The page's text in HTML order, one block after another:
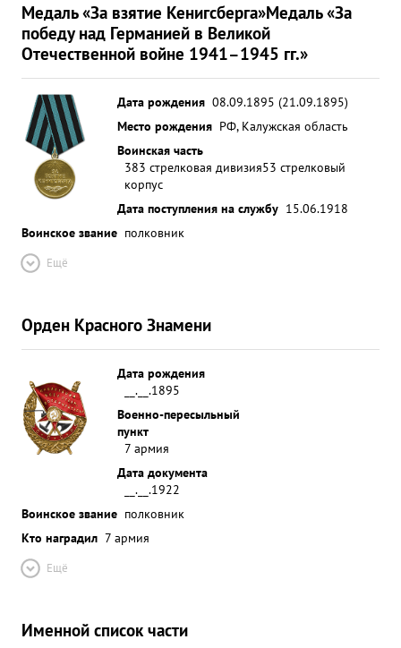
Медаль «За взятие Кенигсберга»Медаль «За
победу над Германией в Великой
Отечественной войне 1941–1945 гг.»
Дата рождения 08.09.1895 (21.09.1895)
Место рождения РФ, Калужская область
Воинская часть
383 стрелковая дивизия53 стрелковый
корпус
Дата поступления на службу 15.06.1918
Воинское звание полковник
Ещё
Орден Красного Знамени
Дата рождения
__.__.1895
Военно-пересыльный
пункт
7 армия
Дата документа
__.__.1922
Воинское звание полковник
Кто наградил 7 армия
Ещё
Именной список части